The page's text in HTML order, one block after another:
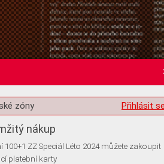
volitelných informací Přihlásit
zóny
nákup
100+1 ZZ Speciál Léto 2024 můžete zakoupit
platební karty